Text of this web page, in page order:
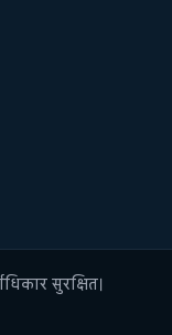
सुरक्षित।